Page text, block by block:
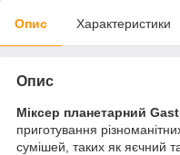
Опис Характеристики
Опис
Міксер планетарний
приготування
сумішей, таких як яєчний